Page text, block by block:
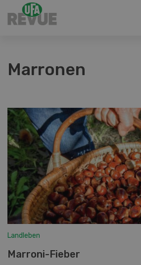
Marronen
Landleben
Marroni-Fieber